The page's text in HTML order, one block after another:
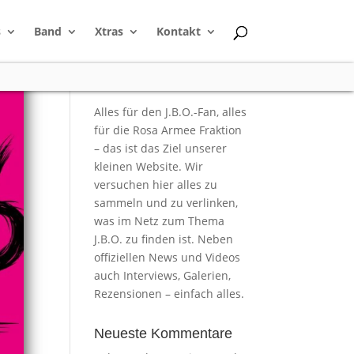
Band Xtras Kontakt
Alles für den J.B.O.-Fan, alles
für die Rosa Armee Fraktion
– das ist das Ziel unserer
kleinen Website. Wir
versuchen hier alles zu
sammeln und zu verlinken,
was im Netz zum Thema
J.B.O. zu finden ist. Neben
offiziellen News und Videos
auch Interviews, Galerien,
Rezensionen – einfach alles.
Neueste Kommentare